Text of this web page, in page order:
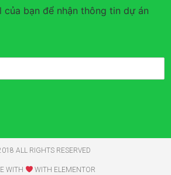
của bạn để nhận thông tin dự án
ALL RIGHTS RESERVED​
WITH WITH ELEMENTOR​